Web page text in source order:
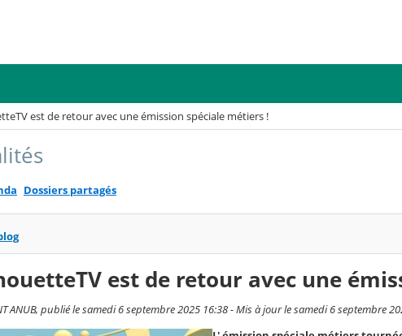
est de retour avec une émission spéciale métiers !
Dossiers partagés
est de retour avec une
ANUB, publié le samedi 6 septembre 2025 16:38 - Mis à jour le samedi 6 septembre